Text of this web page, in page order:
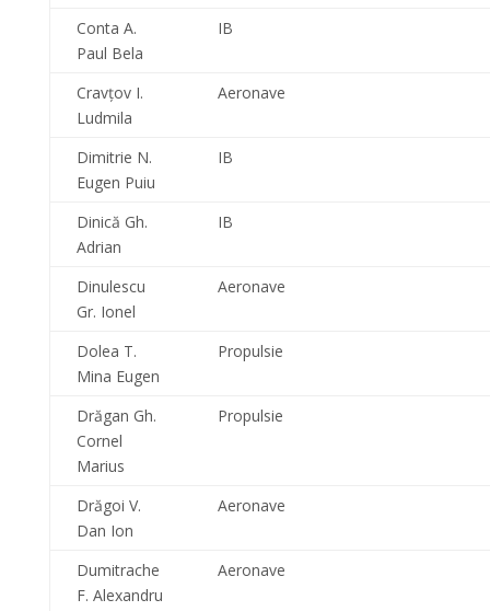
Conta A.
Paul Bela
IB
Cravţov I.
Ludmila
Aeronave
Dimitrie N.
Eugen Puiu
IB
Dinică Gh.
Adrian
IB
Dinulescu
Gr. Ionel
Aeronave
Dolea T.
Mina Eugen
Propulsie
Drăgan Gh.
Cornel
Marius
Propulsie
Drăgoi V.
Dan Ion
Aeronave
Dumitrache
F. Alexandru
Aeronave